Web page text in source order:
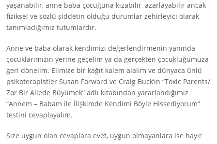
yaşanabilir, anne baba çocuğuna kızabilir, azarlayabilir ancak
fiziksel ve sözlü şiddetin olduğu durumlar zehirleyici olarak
tanımladığımız tutumlardır.
Anne ve baba olarak kendimizi değerlendirmenin yanında
çocuklarımızın yerine geçelim ya da gerçekten çocukluğumuza
geri dönelim. Elimize bir kağıt kalem alalım ve dünyaca ünlü
psikoterapistler Susan Forward ve Craig Buck’ın “Toxic Parents/
Zor Bir Ailede Büyümek” adlı kitabından yararlandığımız
“Annem – Babam ile İlişkimde Kendimi Böyle Hissediyorum”
testini cevaplayalım.
Size uygun olan cevaplara evet, uygun olmayanlara ise hayır